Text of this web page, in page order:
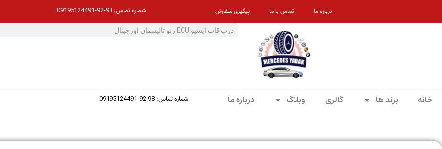
درباره ما تماس با ما پیگیری سفارش شماره تماس: 98-92-09195124491
خانه برند ها گالری وبلاگ درباره ما شماره تماس: 98-92-09195124491